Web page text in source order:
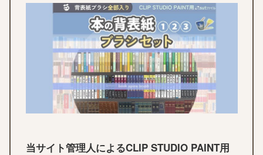
当サイト管理人によるCLIP STUDIO PAINT用